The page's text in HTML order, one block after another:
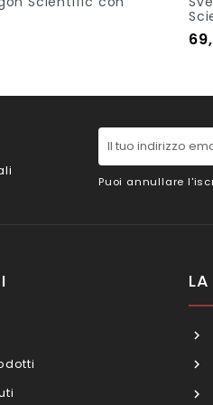
Puoi annullare